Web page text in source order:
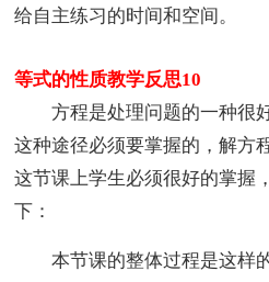
给自主练习的时间和空间。
等式的性质教学反思10
方程是处理问题的一种很
这种途径必须要掌握的，解方
这节课上学生必须很好的掌握
下：
本节课的整体过程是这样